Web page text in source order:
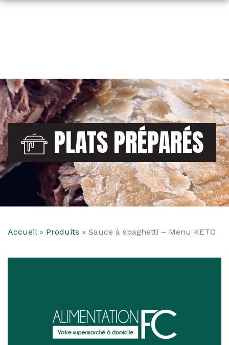
Skip
to
content
PLATS PRÉPARÉS
Accueil» Produits » Sauce à spaghetti – Menu KETO